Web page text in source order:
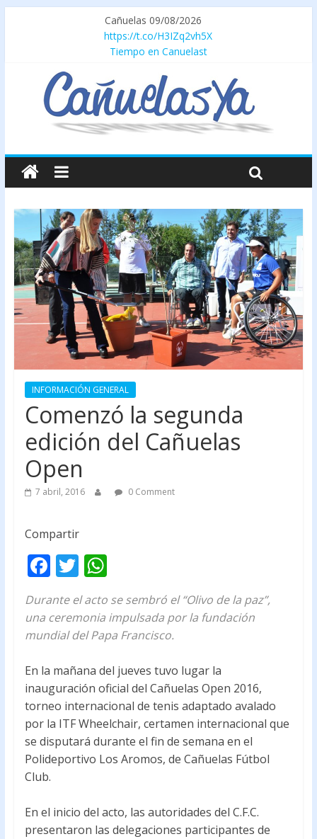
Cañuelas 09/08/2026
https://t.co/H3IZq2vh5X
Tiempo en Canuelast
INFORMACIÓN GENERAL
Comenzó la segunda
edición del Cañuelas
Open
7 abril, 2016 0 Comment
Compartir
F
ac
e
b
o
k
T
w
itt
er
W
at
s
p
p
Durante el acto se sembró el “Olivo de la paz”,
una ceremonia impulsada por la fundación
mundial del Papa Francisco.
En la mañana del jueves tuvo lugar la
inauguración oficial del Cañuelas Open 2016,
torneo internacional de tenis adaptado avalado
por la ITF Wheelchair, certamen internacional que
se disputará durante el fin de semana en el
Polideportivo Los Aromos, de Cañuelas Fútbol
Club.
En el inicio del acto, las autoridades del C.F.C.
presentaron las delegaciones participantes de